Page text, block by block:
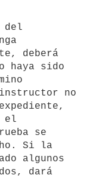
deberá
haya sido
no
el
se
Si la
algunos
dará